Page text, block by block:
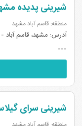
شیرینی پدیده
منطقه: قاسم آباد مشهد
آدرس:مشهد، قاسم
---
شیرینی سرای